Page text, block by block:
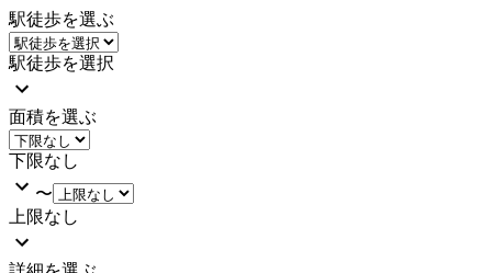
駅徒歩を選ぶ
駅徒歩を選択
面積を選ぶ
下限なし
〜
上限なし